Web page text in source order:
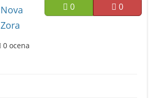
0 0
Nova
Zora
0 ocena